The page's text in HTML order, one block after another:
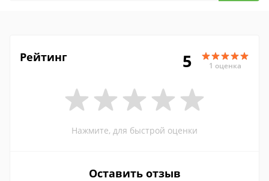
Рейтинг 5 1 оценка
Нажмите, для быстрой оценки
Оставить отзыв